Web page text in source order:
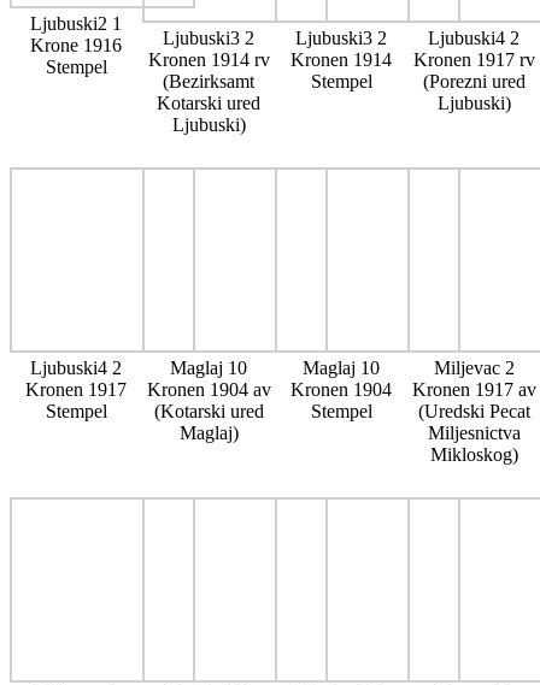
Ljubuski2 1
Krone 1916
Stempel
Ljubuski3 2
Kronen 1914 rv
(Bezirksamt
Kotarski ured
Ljubuski)
Ljubuski3 2
Kronen 1914
Stempel
Ljubuski4 2
Kronen 1917 rv
(Porezni ured
Ljubuski)
Ljubuski4 2
Kronen 1917
Stempel
Maglaj 10
Kronen 1904 av
(Kotarski ured
Maglaj)
Maglaj 10
Kronen 1904
Stempel
Miljevac 2
Kronen 1917 av
(Uredski Pecat
Miljesnictva
Mikloskog)